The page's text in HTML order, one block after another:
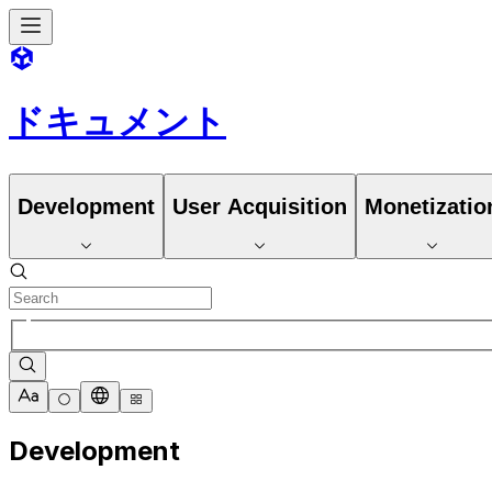
ドキュメント
Development User Acquisition
Development